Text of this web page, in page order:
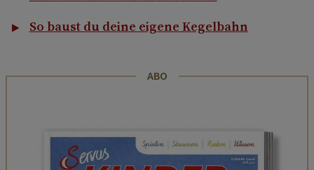
So baust du deine eigene Kegelbahn
ABO